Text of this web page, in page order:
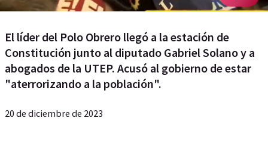
El líder del Polo Obrero llegó a la estación de
Constitución junto al diputado Gabriel Solano y a
abogados de la UTEP. Acusó al gobierno de estar
"aterrorizando a la población".
20 de diciembre de 2023